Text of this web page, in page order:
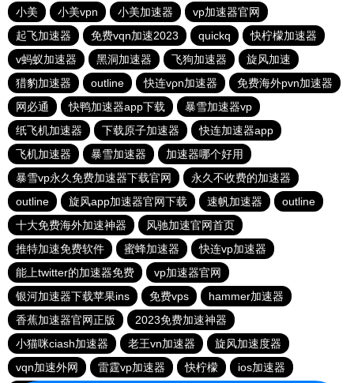
小美
小美vpn 小美加速器
vp加速器官网
起飞加速器
免费vqn加速2023 quickq
快柠檬加速器
v蚂蚁加速器
黑洞加速器 飞狗加速器
旋风加速
猎豹加速器
outline 快连vρn加速器
免费海外pvn加速器
网必通
快鸭加速器app下载
暴雪加速器vp
纸飞机加速器
下载原子加速器
快连加速器app
飞机加速器
暴雪加速器
加速器哪个好用
暴雪vp永久免费加速器下载官网
永久不收费的加速器
outline
旋风app加速器官网下载 速帆加速器
outline
十大免费海外加速神器
风驰加速官网首页
推特加速免费软件
蜜蜂加速器
快连vp加速器
能上twitter的加速器免费
vp加速器官网
银河加速器下载苹果ins
免费vps
hammer加速器
香蕉加速器官网正版
2023免费加速神器
小猫咪ciash加速器
老王vn加速器
旋风加速度器
vqn加速外网
雷霆vp加速器 快柠檬 ios加速器